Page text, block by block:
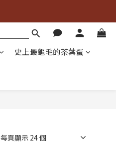
史上最龜毛的茶葉蛋
每頁顯示 24 個